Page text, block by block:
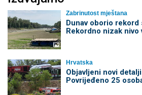
Zabrinutost mještana
Dunav oborio rekord
Rekordno nizak nivo
Hrvatska
Objavljeni novi
Povrijeđeno 25